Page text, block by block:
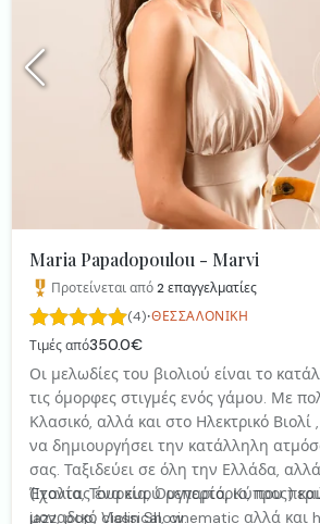
Maria Papadopoulou - Marvi
Προτείνεται από2επαγγελματίες
(4)·ΘΕΣΣΑΛΟΝΊΚΗ
Τιμές από350.0€
Οι μελωδίες του βιολιού είναι το
τις όμορφες στιγμές ενός γάμου. Με
Κλασικό, αλλά και στο Ηλεκτρικό
να δημιουργήσει την κατάλληλη
σας. Ταξιδεύει σε όλη την Ελλάδα,
(Ιταλία, Τουρκία, Ουγγαρία, Κύπρος)
μοναδικό Violin Show.
Έχοντας ένα ευρύ ρεπερτόριο, που
jazz, pop, classical, cinematic αλλά και